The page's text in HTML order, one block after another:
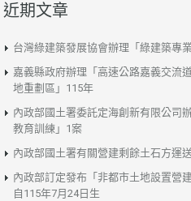
近期文章
台灣綠建築發展協會辦理「綠建築專業
嘉義縣政府辦理「高速公路嘉義交流
地重劃區」115年
內政部國土署委託定海創新有限公司
教育訓練」1案
內政部國土署有關營建剩餘土石方運
內政部訂定發布「非都市土地設置營
自115年7月24日生